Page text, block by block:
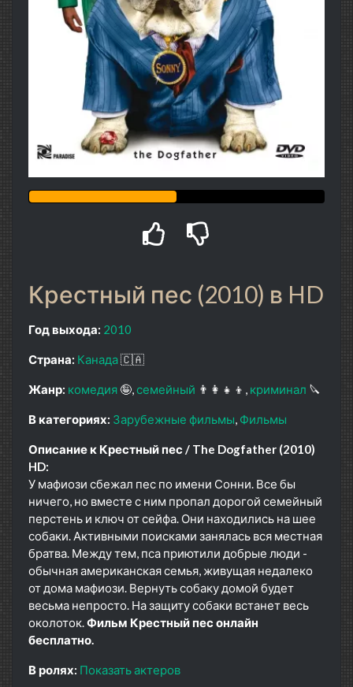
Крестный пес (2010) в HD
Год выхода: 2010
Страна: Канада🇨🇦
Жанр: комедия 🤪 семейный 👨‍👩‍👧‍👦 криминал 🔪
В категориях: Зарубежные фильмы Фильмы
Описание к Крестный пес / The Dogfather (2010)
HD:
У мафиози сбежал пес по имени Сонни. Все бы
ничего, но вместе с ним пропал дорогой семейный
перстень и ключ от сейфа. Они находились на шее
собаки. Активными поисками занялась вся местная
братва. Между тем, пса приютили добрые люди -
обычная американская семья, живущая недалеко
от дома мафиози. Вернуть собаку домой будет
весьма непросто. На защиту собаки встанет весь
околоток.Фильм Крестный пес онлайн
бесплатно.
В ролях: Показать актеров